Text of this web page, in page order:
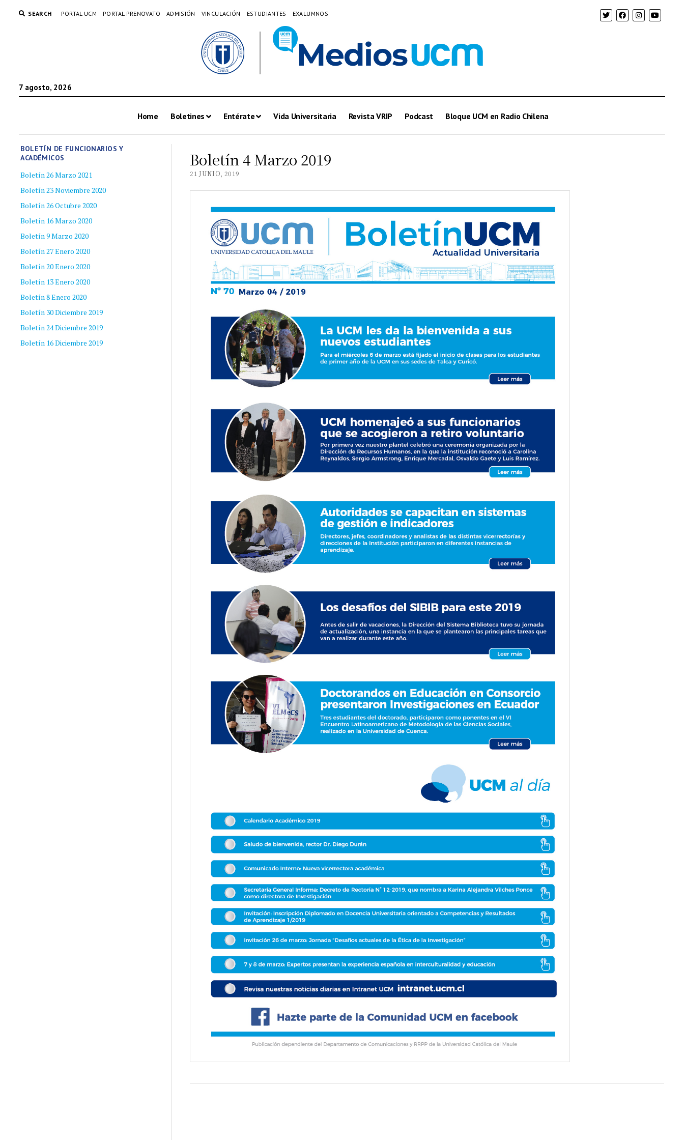
SEARCH PORTAL UCM PORTAL PRENOVATO ADMISIÓN VINCULACIÓN ESTUDIANTES EXALUMNOS
7 agosto, 2026
Home Boletines Entérate Vida Universitaria Revista VRIP Podcast Bloque UCM en Radio Chilena
BOLETÍN DE FUNCIONARIOS Y
ACADÉMICOS
Boletín 26 Marzo 2021
Boletín 23 Noviembre 2020
Boletín 26 Octubre 2020
Boletín 16 Marzo 2020
Boletín 9 Marzo 2020
Boletín 27 Enero 2020
Boletín 20 Enero 2020
Boletín 13 Enero 2020
Boletín 8 Enero 2020
Boletín 30 Diciembre 2019
Boletín 24 Diciembre 2019
Boletín 16 Diciembre 2019
Boletín 4 Marzo 2019
21 JUNIO, 2019